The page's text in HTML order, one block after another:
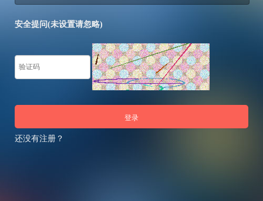
安全提问(未设置请忽略)
登录
还没有注册？